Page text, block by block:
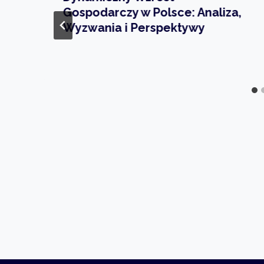
Gospodarczy w Polsce: Analiza,
Wyzwania i Perspektywy